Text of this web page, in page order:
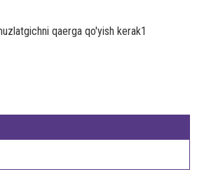
qaerga qo'yish kerak1